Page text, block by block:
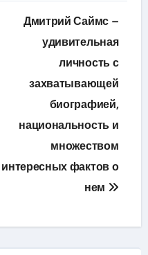
Дмитрий Саймс –
удивительная
личность с
захватывающей
биографией,
национальность и
множеством
интересных фактов о
нем